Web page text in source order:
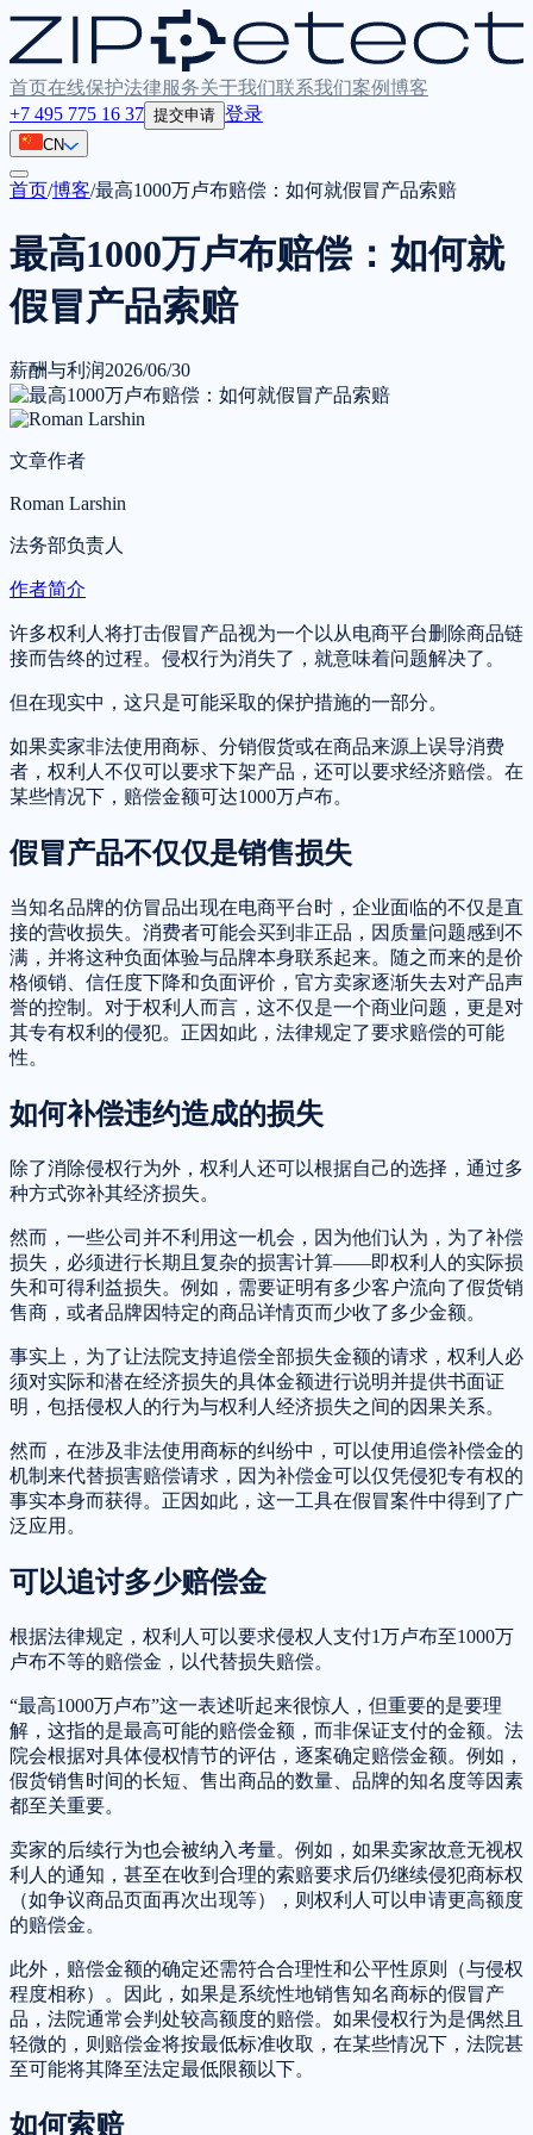
首页在线保护法律服务关于我们联系我们案例博客
+7 495 775 16 37 提交申请 登录
CN
首页/博客/最高1000万卢布赔偿：如何就假冒产品索赔
最高1000万卢布赔偿：如何就
假冒产品索赔
薪酬与利润2026/06/30
文章作者
Roman Larshin
法务部负责人
作者简介
许多权利人将打击假冒产品视为一个以从电商平台删除商品链
接而告终的过程。侵权行为消失了，就意味着问题解决了。
但在现实中，这只是可能采取的保护措施的一部分。
如果卖家非法使用商标、分销假货或在商品来源上误导消费
者，权利人不仅可以要求下架产品，还可以要求经济赔偿。在
某些情况下，赔偿金额可达1000万卢布。
假冒产品不仅仅是销售损失
当知名品牌的仿冒品出现在电商平台时，企业面临的不仅是直
接的营收损失。消费者可能会买到非正品，因质量问题感到不
满，并将这种负面体验与品牌本身联系起来。随之而来的是价
格倾销、信任度下降和负面评价，官方卖家逐渐失去对产品声
誉的控制。对于权利人而言，这不仅是一个商业问题，更是对
其专有权利的侵犯。正因如此，法律规定了要求赔偿的可能
性。
如何补偿违约造成的损失
除了消除侵权行为外，权利人还可以根据自己的选择，通过多
种方式弥补其经济损失。
然而，一些公司并不利用这一机会，因为他们认为，为了补偿
损失，必须进行长期且复杂的损害计算——即权利人的实际损
失和可得利益损失。例如，需要证明有多少客户流向了假货销
售商，或者品牌因特定的商品详情页而少收了多少金额。
事实上，为了让法院支持追偿全部损失金额的请求，权利人必
须对实际和潜在经济损失的具体金额进行说明并提供书面证
明，包括侵权人的行为与权利人经济损失之间的因果关系。
然而，在涉及非法使用商标的纠纷中，可以使用追偿补偿金的
机制来代替损害赔偿请求，因为补偿金可以仅凭侵犯专有权的
事实本身而获得。正因如此，这一工具在假冒案件中得到了广
泛应用。
可以追讨多少赔偿金
根据法律规定，权利人可以要求侵权人支付1万卢布至1000万
卢布不等的赔偿金，以代替损失赔偿。
“最高1000万卢布”这一表述听起来很惊人，但重要的是要理
解，这指的是最高可能的赔偿金额，而非保证支付的金额。法
院会根据对具体侵权情节的评估，逐案确定赔偿金额。例如，
假货销售时间的长短、售出商品的数量、品牌的知名度等因素
都至关重要。
卖家的后续行为也会被纳入考量。例如，如果卖家故意无视权
利人的通知，甚至在收到合理的索赔要求后仍继续侵犯商标权
（如争议商品页面再次出现等），则权利人可以申请更高额度
的赔偿金。
此外，赔偿金额的确定还需符合合理性和公平性原则（与侵权
程度相称）。因此，如果是系统性地销售知名商标的假冒产
品，法院通常会判处较高额度的赔偿。如果侵权行为是偶然且
轻微的，则赔偿金将按最低标准收取，在某些情况下，法院甚
至可能将其降至法定最低限额以下。
如何索赔